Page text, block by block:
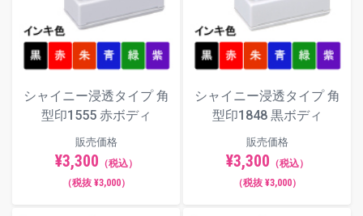
シャイニー浸透タイプ 角
型印1555 赤ボディ
販売価格
¥3,300 （税込）
（税抜 ¥3,000）
シャイニー浸透タイプ 角
型印1848 黒ボディ
販売価格
¥3,300 （税込）
（税抜 ¥3,000）